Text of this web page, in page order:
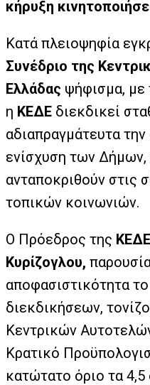
κήρυξη
Κατά πλειοψηφία
Συνέδριο της
Ελλάδας ψήφισμα, με
η ΚΕΔΕ διεκδικεί
αδιαπραγμάτευτα
ενίσχυση των Δήμων,
ανταποκριθούν στις
τοπικών κοινωνιών.
Ο Πρόεδρος της
Κυρίζογλου,
αποφασιστικότητα
διεκδικήσεων,
Κεντρικών
Κρατικό
κατώτατο όριο τα 4,5